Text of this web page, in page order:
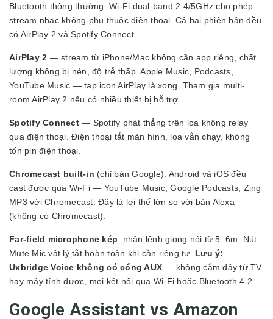
Bluetooth thông thường: Wi-Fi dual-band 2.4/5GHz cho phép
stream nhạc không phụ thuộc điện thoại. Cả hai phiên bản đều
có AirPlay 2 và Spotify Connect.
AirPlay 2 — stream từ iPhone/Mac không cần app riêng, chất
lượng không bị nén, độ trễ thấp. Apple Music, Podcasts,
YouTube Music — tap icon AirPlay là xong. Tham gia multi-
room AirPlay 2 nếu có nhiều thiết bị hỗ trợ.
Spotify Connect— Spotify phát thẳng trên loa không relay
qua điện thoại. Điện thoại tắt màn hình, loa vẫn chạy, không
tốn pin điện thoại.
Chromecast built-in (chỉ bản Google): Android và iOS đều
cast được qua Wi-Fi — YouTube Music, Google Podcasts, Zing
MP3 với Chromecast. Đây là lợi thế lớn so với bản Alexa
(không có Chromecast).
Far-field microphone kép: nhận lệnh giọng nói từ 5–6m. Nút
Mute Mic vật lý tắt hoàn toàn khi cần riêng tư. Lưu ý:
Uxbridge Voice không có cổng AUX — không cắm dây từ TV
hay máy tính được, mọi kết nối qua Wi-Fi hoặc Bluetooth 4.2.
Google Assistant vs Amazon